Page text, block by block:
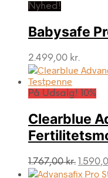
Nyhed!
Babysafe
2.499,00 kr.
På Udsalg! 10%
Clearblue
1.767,00kr. Den